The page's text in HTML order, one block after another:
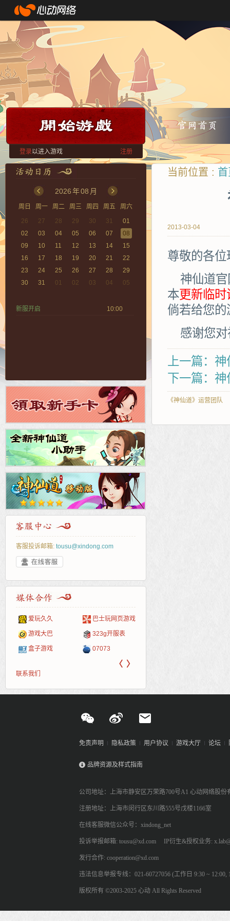
登录以进入游戏 注册
2026年08 月
周日 周一 周二 周三 周四 周五
周六
26
27 28 29 30 31
01
02
03 04 05 06 07
08
09
10 11 12 13 14
15
16
17 18 19 20 21
22
23
24 25 26 27 28
29
30
31 01 02 03 04 05
新服开启 10:00
客服投诉邮箱: tousu@xindong.com
爱玩久久 巴士玩网页游戏
游戏大巴 323g开服表
盒子游戏 07073
〈 〉
联系我们
当前位置 :
2013-03-04
尊敬的各位
神仙道官
本更新临
倘若给您
感谢您
上一篇：
下一篇：
《神仙道》运营团队
免责声明 隐私政策 用户协议 游戏大厅 论坛
品牌资源及样式指南
公司地址：上海市静安区万荣路700号A1 心动网络股份
注册地址：上海市闵行区东川路555号戊楼1166室
在线客服微信公众号：xindong_net
投诉举报邮箱: tousu@xd.com IP衍生&授权业务:
发行合作: cooperation@xd.com
违法信息举报专线：021-60727056 (工作日 9:30 ~ 12:00,
版权所有 ©2003-2025 心动 All Rights Reserved